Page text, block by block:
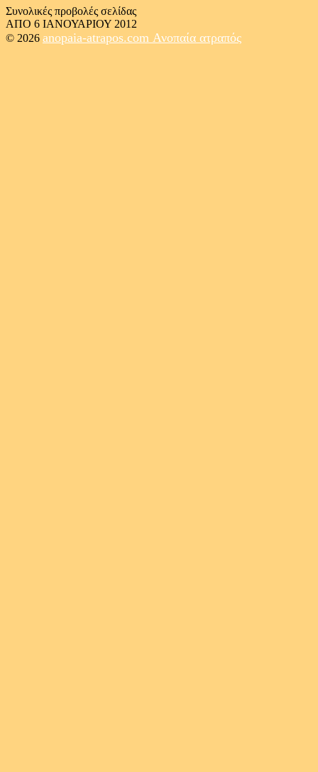
Συνολικές προβολές σελίδας
ΑΠΟ 6 ΙΑΝΟΥΑΡΙΟΥ 2012
© 2026 anopaia-atrapos.com Ανοπαία ατραπός